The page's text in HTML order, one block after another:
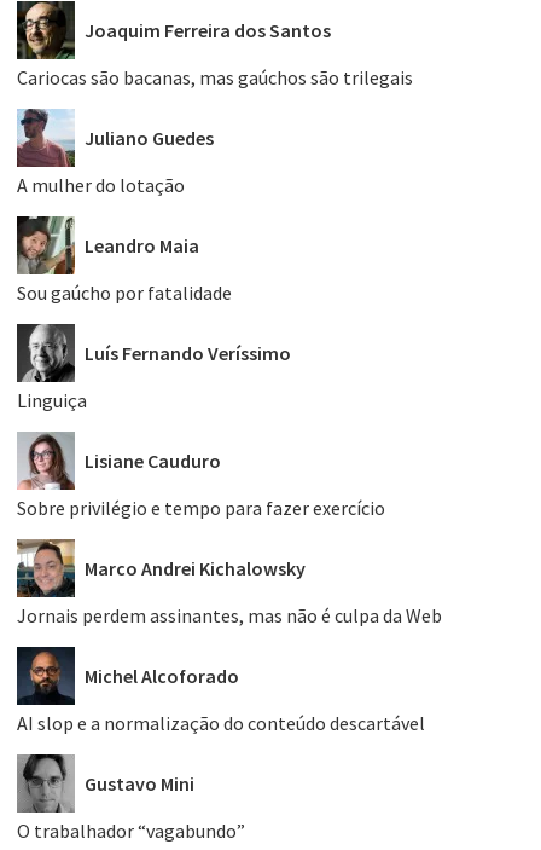
Joaquim Ferreira dos Santos
Cariocas são bacanas, mas gaúchos são trilegais
Juliano Guedes
A mulher do lotação
Leandro Maia
Sou gaúcho por fatalidade
Luís Fernando Veríssimo
Linguiça
Lisiane Cauduro
Sobre privilégio e tempo para fazer exercício
Marco Andrei Kichalowsky
Jornais perdem assinantes, mas não é culpa da Web
Michel Alcoforado
AI slop e a normalização do conteúdo descartável
Gustavo Mini
O trabalhador “vagabundo”